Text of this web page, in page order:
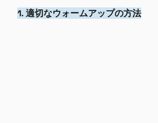
1. 適切なウォームアップの方法